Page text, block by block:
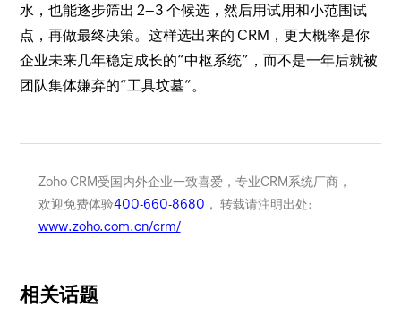
水，也能逐步筛出 2–3 个候选，然后用试用和小范围试
点，再做最终决策。这样选出来的 CRM，更大概率是你
企业未来几年稳定成长的“中枢系统”，而不是一年后就被
团队集体嫌弃的“工具坟墓”。
Zoho CRM受国内外企业一致喜爱，专业CRM系统厂商，
欢迎免费体验400-660-8680 ， 转载请注明出处:
www.zoho.com.cn/crm/
相关话题